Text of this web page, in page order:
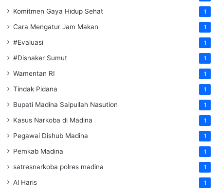
Komitmen Gaya Hidup Sehat 1
Cara Mengatur Jam Makan 1
#Evaluasi 1
#Disnaker Sumut 1
Wamentan RI 1
Tindak Pidana 1
Bupati Madina Saipullah Nasution 1
Kasus Narkoba di Madina 1
Pegawai Dishub Madina 1
Pemkab Madina 1
satresnarkoba polres madina 1
Al Haris 1